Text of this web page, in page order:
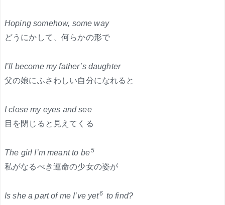
Hoping somehow, some way
どうにかして、何らかの形で
I’ll become my father’s daughter
父の娘にふさわしい自分になれると
I close my eyes and see
目を閉じると見えてくる
The girl I’m meant to be5
私がなるべき運命の少女の姿が
Is she a part of me I’ve yet6 to find?